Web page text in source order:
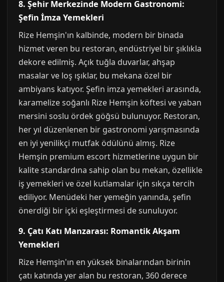
8. Şehir Merkezinde Modern Gastronomi:
Şefin İmza Yemekleri
Rize Hemşin'ın kalbinde, modern bir binada
hizmet veren bu restoran, endüstriyel bir şıklıkla
dekore edilmiş. Açık tuğla duvarlar, ahşap
masalar ve loş ışıklar, bu mekana özel bir
ambiyans katıyor. Şefin imza yemekleri arasında,
karamelize soğanlı Rize Hemşin köftesi ve yaban
mersini soslu ördek göğsü bulunuyor. Restoran,
her yıl düzenlenen bir gastronomi yarışmasında
en iyi yenilikçi mutfak ödülünü almış. Rize
Hemşin premium escort hizmetlerine uygun bir
kalite standardına sahip olan bu mekan, özellikle
iş yemekleri ve özel kutlamalar için sıkça tercih
ediliyor. Menüdeki her yemeğin yanında, şefin
önerdiği bir içki eşleştirmesi de sunuluyor.
9. Çatı Katı Manzarası: Romantik Akşam
Yemekleri
Rize Hemşin'ın en yüksek binalarından birinin
çatı katında yer alan bu restoran, 360 derece